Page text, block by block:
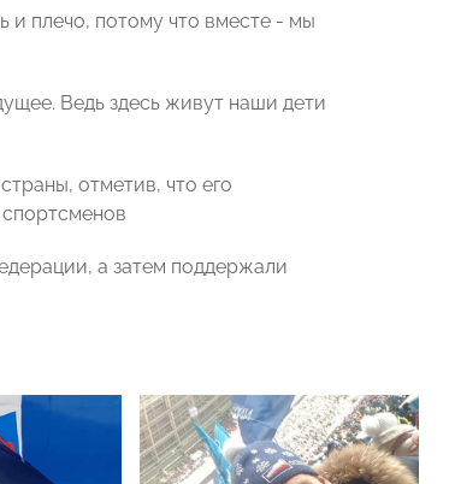
и плечо, потому что вместе - мы
Ведь здесь живут наши дети
отметив, что его
а затем поддержали